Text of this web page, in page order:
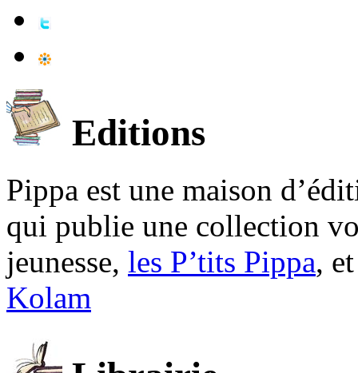
Editions
Pippa est une maison
qui publie une collection
jeunesse, les P’tits Pippa,
Kolam